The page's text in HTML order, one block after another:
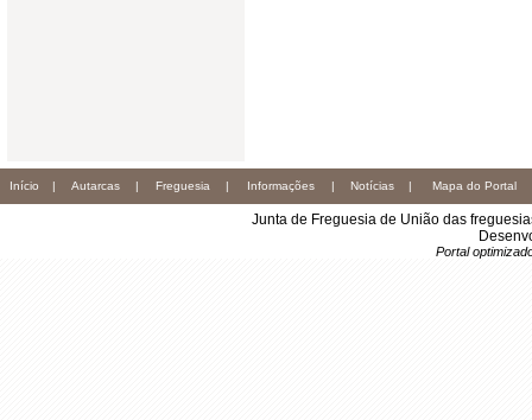
Início | Autarcas | Freguesia | Informações | Notícias | Mapa do Portal
Junta de Freguesia de União das
Portal